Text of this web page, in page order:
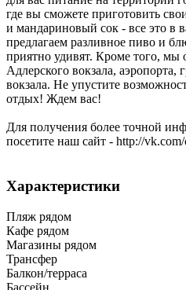
где вы сможете приготовить
и мандариновый сок - все это в
предлагаем разливное пиво и
приятно удивят. Кроме того, мы
Адлерского вокзала,
вокзала. Не упустите
отдых! Ждем вас!
Для получения более точной
посетите наш сайт - http://
Характеристики
Пляж рядом
Кафе рядом
Магазины рядом
Трансфер
Балкон/терраса
Бассейн